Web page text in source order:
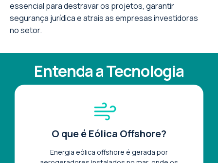
essencial para destravar os projetos, garantir
segurança jurídica e atrais as empresas investidoras
no setor.
Entenda a Tecnologia
O que é Eólica Offshore?
Energia eólica offshore é gerada por